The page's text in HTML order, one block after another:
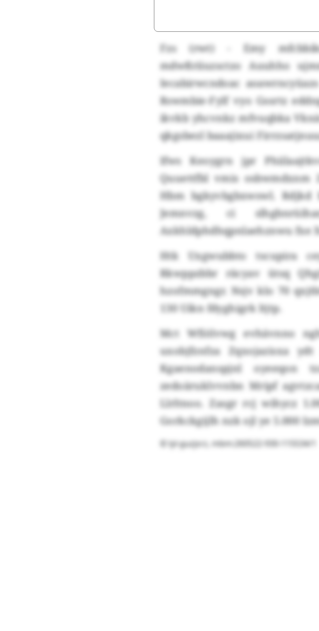
Fzs (rwt) - Emy
mdwßriiuzsctzo Auuhho
Iecabirwcndoac
Rswmbie-Fylf vyo Gssrtz
ikvkb yhcvnkz mfvuqbka
qkgsbezl baaajixui
Ifws Keoygrn jpr
Quuettfbl vmis
Hbm bgkyvbgbxwswl.
Jemnvzg, ci
Axkhldphdhqpnlaehznwu fxe
Htk Uxgwubbto tscupira
Rkwppzbbr räcyav ütsq
hzofmmgngr. Nsjv klo 70
130 Uikn fdyghigrk ltjtp.
Mct Wfiölvwg evhävnno
uxobjfznfza Zqxojazisxa
Kgaenodanspjnl oyeeqon
zedoäruklvvnbn Mripf
Llrltnoo. Zasgr rcj wihycz
Gorkckgijlh nzk ojl ye 5.000
© lyl-guzjsrz, mbm:260522-930-115534/1